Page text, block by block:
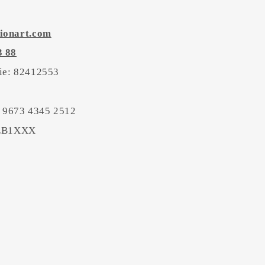
88
82412553
4345 2512